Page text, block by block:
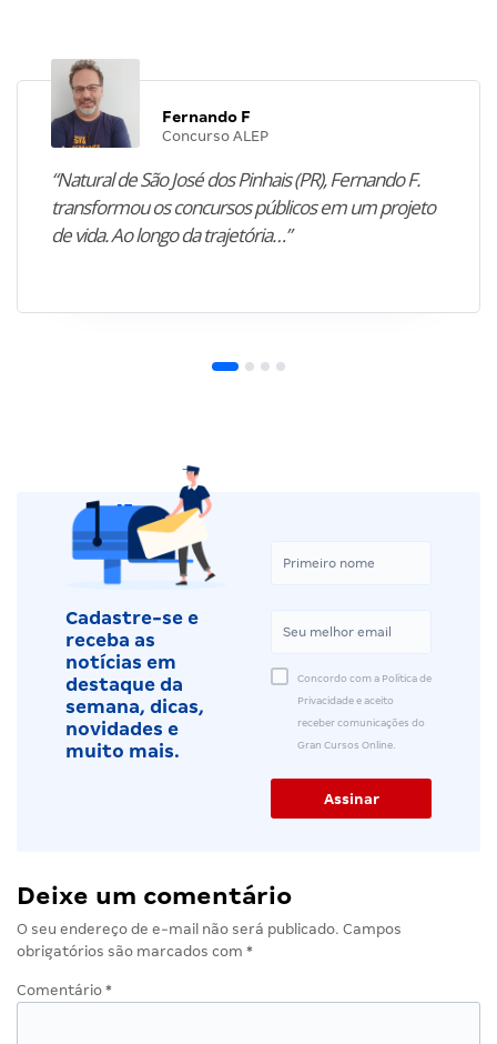
Fernando F
Concurso ALEP
“Natural de São José dos Pinhais (PR), Fernando F.
transformou os concursos públicos em um projeto
de vida. Ao longo da trajetória…”
Cadastre-se e
receba as
notícias em
destaque da
semana, dicas,
novidades e
muito mais.
Concordo com a Política de
Privacidade e aceito
receber comunicações do
Gran Cursos Online.
Deixe um comentário
O seu endereço de e-mail não será publicado. Campos
obrigatórios são marcados com *
Comentário *